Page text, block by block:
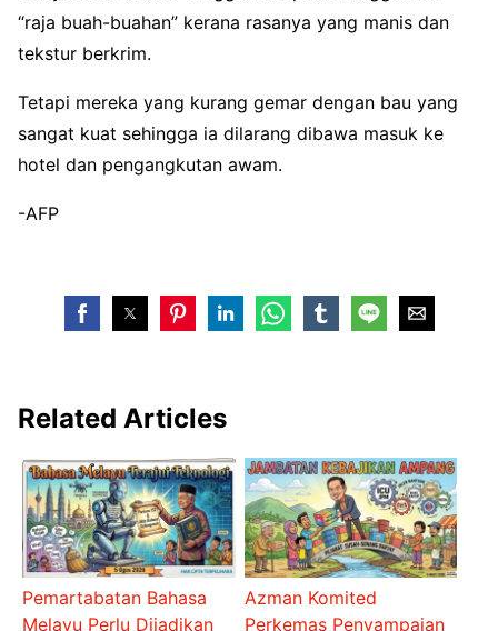
“raja buah-buahan” kerana rasanya yang manis dan
tekstur berkrim.
Tetapi mereka yang kurang gemar dengan bau yang
sangat kuat sehingga ia dilarang dibawa masuk ke
hotel dan pengangkutan awam.
-AFP
Related Articles
Pemartabatan Bahasa
Melayu Perlu Dijadikan
Azman Komited
Perkemas Penyampaian